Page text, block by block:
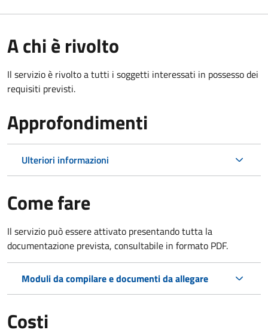
A chi è rivolto
Il servizio è rivolto a tutti i soggetti interessati in possesso dei
requisiti previsti.
Approfondimenti
Ulteriori informazioni
Come fare
Il servizio può essere attivato presentando tutta la
documentazione prevista, consultabile in formato PDF.
Moduli da compilare e documenti da allegare
Costi